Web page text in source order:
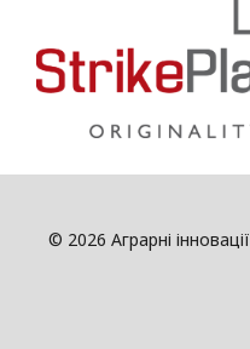
© 2026 Аграрні інновації